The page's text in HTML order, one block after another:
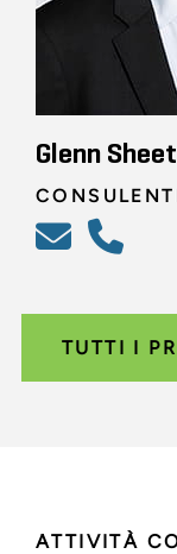
Glenn
TUTTI I
ATTIVITÀ